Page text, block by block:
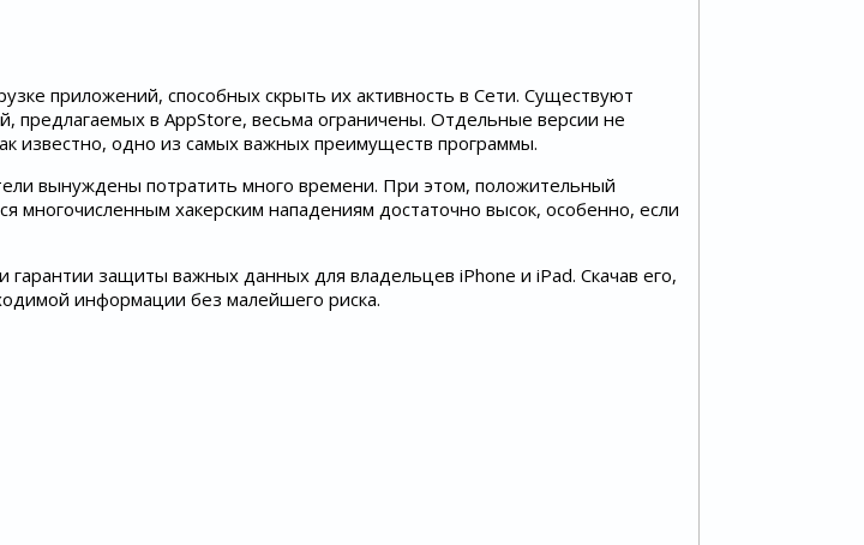
приложений, способных скрыть их активность в Сети. Существуют
предлагаемых в AppStore, весьма ограничены. Отдельные версии не
известно, одно из самых важных преимуществ программы.
вынуждены потратить много времени. При этом, положительный
многочисленным хакерским нападениям достаточно высок, особенно, если
защиты важных данных для владельцев iPhone и iPad. Скачав его,
информации без малейшего риска.